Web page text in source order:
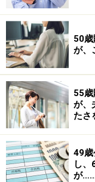
50
が、
55
が、
たさ
49歳
し
が